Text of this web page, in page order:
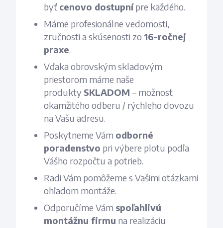
byť cenovo dostupnípre každého.
Máme profesionálne vedomosti,
zručnosti a skúsenosti zo 16-ročnej
praxe
Vďaka obrovským skladovým
priestorom máme naše
produkty SKLADOM – možnosť
okamžitého odberu / rýchleho dovozu
na Vašu adresu.
Poskytneme Vám odborné
poradenstvo pri výbere plotu podľa
Vášho rozpočtu a potrieb.
Radi Vám pomôžeme s Vašimi otázkami
ohľadom montáže.
Odporučíme Vám spoľahlivú
montážnu firmu na realizáciu